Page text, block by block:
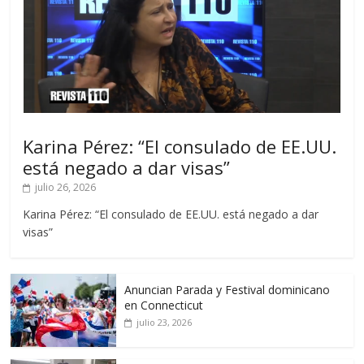
Karina Pérez: “El consulado de EE.UU.
está negado a dar visas”
julio 26, 2026
Karina Pérez: “El consulado de EE.UU. está negado a dar
visas”
Anuncian Parada y Festival dominicano
en Connecticut
julio 23, 2026